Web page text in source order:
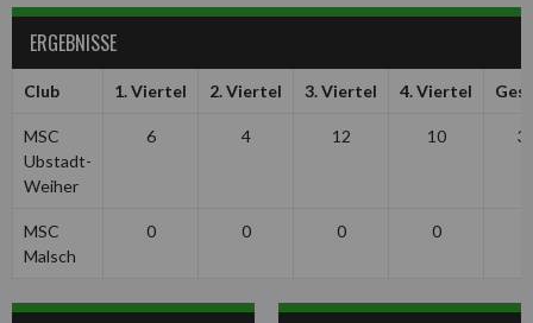
ERGEBNISSE
Club 1. Viertel 2. Viertel 3. Viertel 4. Viertel
MSC
Ubstadt-
Weiher
6 4 12 10
MSC
Malsch
0 0 0 0